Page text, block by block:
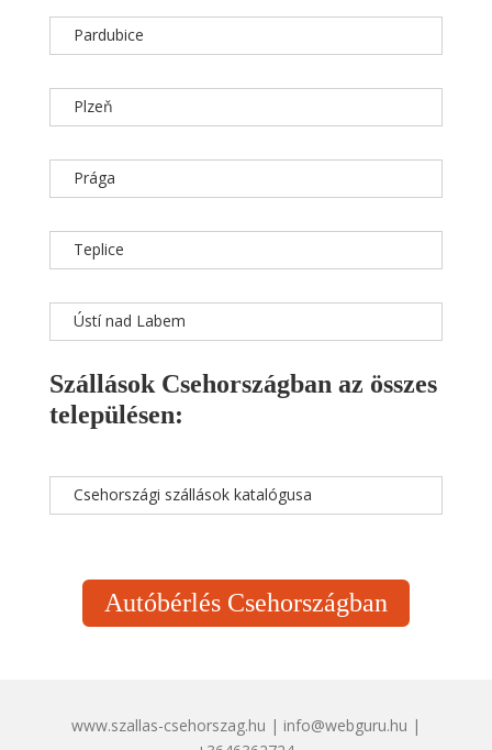
Pardubice
Plzeň
Prága
Teplice
Ústí nad Labem
Szállások Csehországban az összes
településen:
Csehországi szállások katalógusa
Autóbérlés Csehországban
www.szallas-csehorszag.hu | info@webguru.hu |